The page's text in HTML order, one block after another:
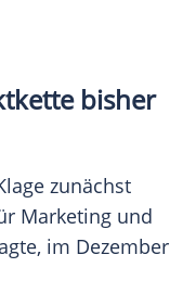
bisher
zunächst
Marketing und
im Dezember